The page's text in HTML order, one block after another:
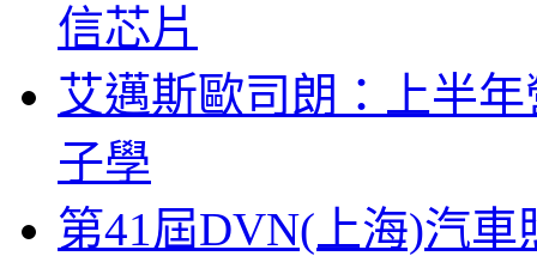
信芯片
艾邁斯歐司朗：上半
子學
第41屆DVN(上海)汽